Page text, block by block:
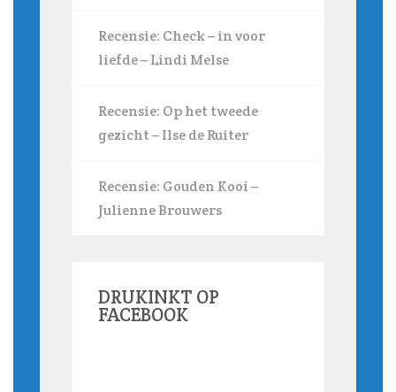
Recensie: Check – in voor
liefde – Lindi Melse
Recensie: Op het tweede
gezicht – Ilse de Ruiter
Recensie: Gouden Kooi –
Julienne Brouwers
DRUKINKT OP
FACEBOOK